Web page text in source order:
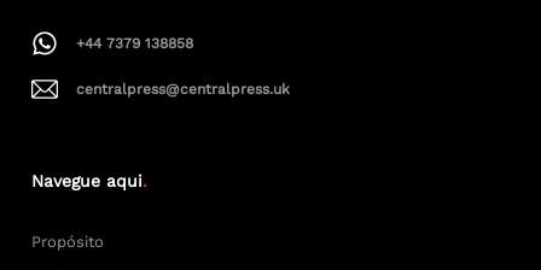
+44 7379 138858
centralpress@centralpress.uk
Navegue aqui.
Propósito